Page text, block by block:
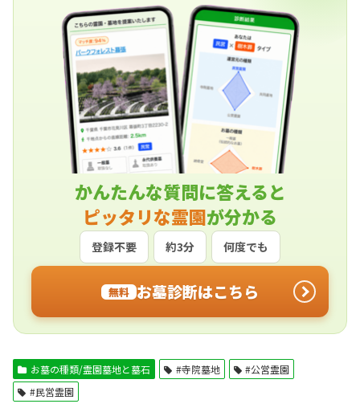
かんたんな質問に答えると
ピッタリな霊園が分かる
登録不要 約3分 何度でも
無料 お墓診断はこちら
お墓の種類/霊園墓地と墓石 #寺院墓地
#公営霊園
#民営霊園